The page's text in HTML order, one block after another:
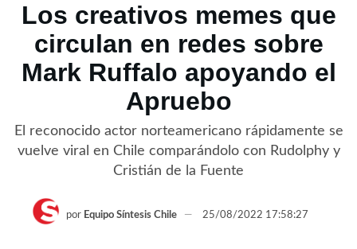
Los creativos memes que
circulan en redes sobre
Mark Ruffalo apoyando el
Apruebo
El reconocido actor norteamericano rápidamente se
vuelve viral en Chile comparándolo con Rudolphy y
Cristián de la Fuente
por Equipo Síntesis Chile 25/08/2022 17:58:27